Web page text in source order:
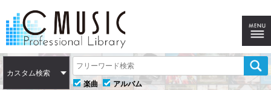
カスタム検索
楽曲
アルバム